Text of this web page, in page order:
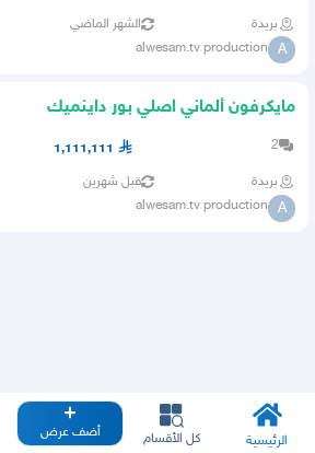
بريدة الشهر الماضي
A
alwesam.tv production
مايكرفون ألماني اصلي بور داينميك
powerdynamic
2
1,111,111
بريدة قبل شهرين
A
alwesam.tv production
الرئيسية كل الأقسام أضف عرض